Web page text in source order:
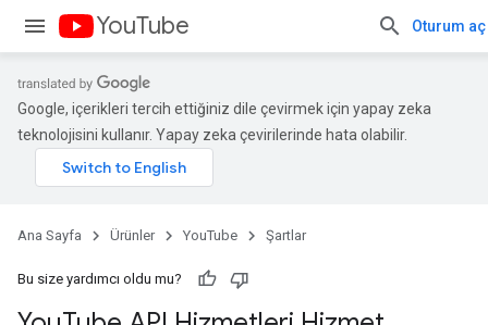
YouTube Oturum aç
Google, içerikleri tercih ettiğiniz dile çevirmek için yapay zeka
teknolojisini kullanır. Yapay zeka çevirilerinde hata olabilir.
Ana Sayfa Ürünler YouTube Şartlar
Bu size yardımcı oldu mu?